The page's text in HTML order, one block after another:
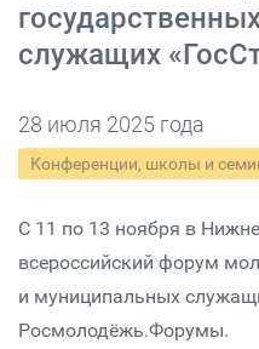
служащих
28 июля 2025 года
Конференции, школы и
С 11 по 13 ноября в
всероссийский форум
и муниципальных
Росмолодёжь.Форумы.